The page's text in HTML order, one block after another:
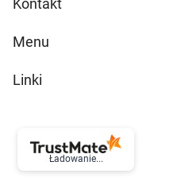
Kontakt
Menu
Linki
Ładowanie...